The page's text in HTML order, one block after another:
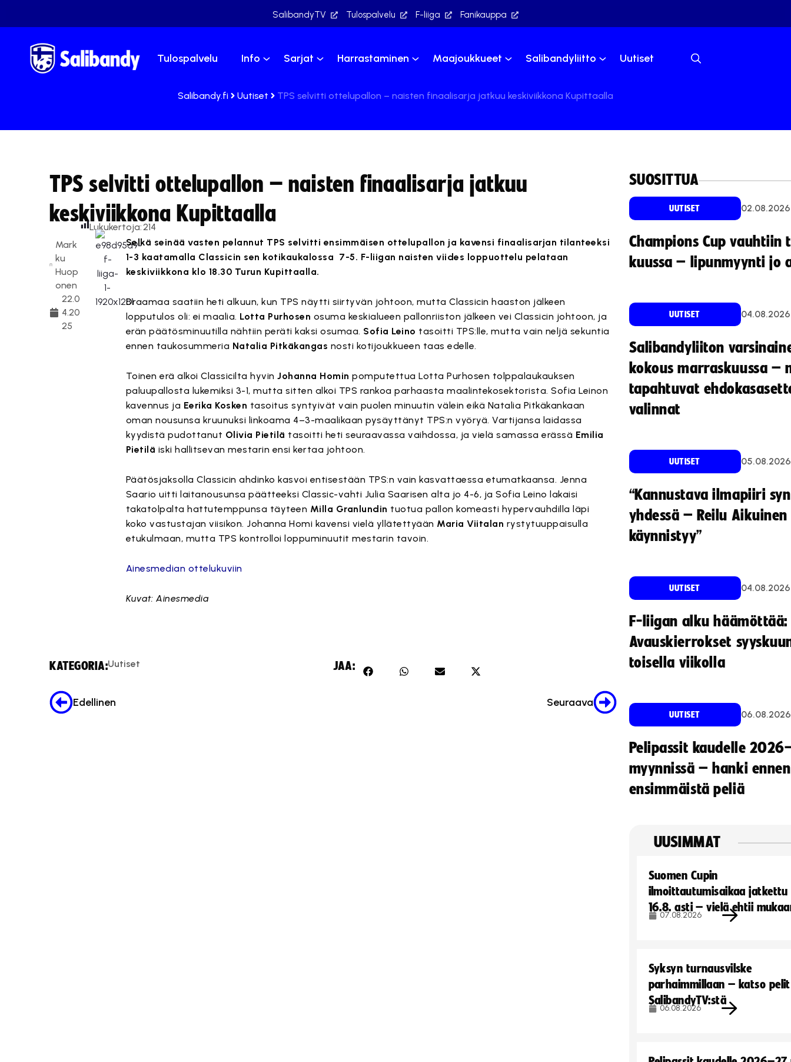
SalibandyTV Tulospalvelu F-liiga Fanikauppa
Tulospalvelu Info Sarjat Harrastaminen Maajoukkueet Salibandyliitto Uutiset
Salibandy.fi Uutiset TPS selvitti ottelupallon – naisten finaalisarja jatkuu keskiviikkona Kupittaalla
TPS selvitti ottelupallon – naisten finaalisarja jatkuu
keskiviikkona Kupittaalla
Mark
ku
Huop
onen
22.0
4.20
25
Lukukertoja:214
Selkä seinää vasten pelannut TPS selvitti ensimmäisen ottelupallon ja kavensi finaalisarjan tilanteeksi
1-3 kaatamalla Classicin sen kotikaukalossa 7-5. F-liigan naisten viides loppuottelu pelataan
keskiviikkona klo 18.30 Turun Kupittaalla.
Draamaa saatiin heti alkuun, kun TPS näytti siirtyvän johtoon, mutta Classicin haaston jälkeen
lopputulos oli: ei maalia. Lotta Purhosen osuma keskialueen pallonriiston jälkeen vei Classicin johtoon, ja
erän päätösminuutilla nähtiin peräti kaksi osumaa. Sofia Leino tasoitti TPS:lle, mutta vain neljä sekuntia
ennen taukosummeria Natalia Pitkäkangas nosti kotijoukkueen taas edelle.
Toinen erä alkoi Classicilta hyvinJohanna Homin pomputettua Lotta Purhosen tolppalaukauksen
paluupallosta lukemiksi 3-1, mutta sitten alkoi TPS rankoa parhaasta maalintekosektorista. Sofia Leinon
kavennus ja Eerika Kosken tasoitus syntyivät vain puolen minuutin välein eikä Natalia Pitkäkankaan
oman nousunsa kruunuksi linkoama 4–3-maalikaan pysäyttänyt TPS:n vyöryä. Vartijansa laidassa
kyydistä pudottanut Olivia Pietilä tasoitti heti seuraavassa vaihdossa, ja vielä samassa erässä Emilia
Pietilä iski hallitsevan mestarin ensi kertaa johtoon.
Päätösjaksolla Classicin ahdinko kasvoi entisestään TPS:n vain kasvattaessa etumatkaansa. Jenna
Saario uitti laitanousunsa päätteeksi Classic-vahti Julia Saarisen alta jo 4-6, ja Sofia Leino lakaisi
takatolpalta hattutemppunsa täyteen Milla Granlundin tuotua pallon komeasti hypervauhdilla läpi
koko vastustajan viisikon. Johanna Homi kavensi vielä yllätettyään Maria Viitalan rystytuuppaisulla
etukulmaan, mutta TPS kontrolloi loppuminuutit mestarin tavoin.
Ainesmedian ottelukuviin
Kuvat: Ainesmedia
KATEGORIA:Uutiset JAA:
Edellinen Seuraava
SUOSITTUA
UUTISET 02.08.2026
Champions Cup vauhtiin
kuussa – lipunmyynti jo
UUTISET 04.08.2026
Salibandyliiton
kokous marraskuussa –
tapahtuvat
valinnat
UUTISET 05.08.2026
“Kannustava ilmapiiri
yhdessä – Reilu
käynnistyy”
UUTISET 04.08.2026
F-liigan alku häämöttää:
Avauskierrokset
toisella viikolla
UUTISET 06.08.2026
Pelipassit kaudelle
myynnissä – hanki ennen
ensimmäistä peliä
UUSIMMAT
Suomen Cupin
ilmoittautumisaikaa jatkettu
16.8. asti – vielä ehtii
07.08.2026
Syksyn turnausvilske
parhaimmillaan – katso pelit
SalibandyTV:stä
06.08.2026